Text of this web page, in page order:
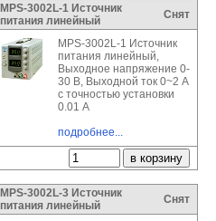
MPS-3002L-1 Источник
питания линейный
Снят
MPS-3002L-1 Источник
питания линейный,
Выходное напряжение 0-
30 В, Выходной ток 0~2 А
с точностью установки
0.01 А
подробнее...
MPS-3002L-3 Источник
питания линейный
Снят